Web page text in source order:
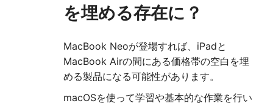
を埋める存在に？
MacBook Neoが登場すれば、iPadと
MacBook Airの間にある価格帯の空白を埋
める製品になる可能性があります。
macOSを使って学習や基本的な作業を行い